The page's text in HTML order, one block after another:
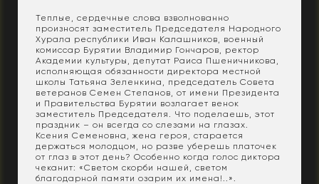
Теплые, сердечные слова взволнованно
произносят заместитель Председателя Народного
Хурала республики Иван Калашников, военный
комиссар Бурятии Владимир Гончаров, ректор
Академии культуры, депутат Раиса Пшеничникова,
исполняющая обязанности директора местной
школы Татьяна Зеленкина, председатель Совета
ветеранов Семен Степанов, от имени Президента
и Правительства Бурятии возлагает венок
заместитель Председателя. Что поделаешь, этот
праздник – он всегда со слезами на глазах.
Ксения Семеновна, жена героя, старается
держаться молодцом, но разве уберешь платочек
от глаз в этот день? Особенно когда голос диктора
чеканит: «Светом скорби нашей, светом
благодарной памяти озарим их имена!..».